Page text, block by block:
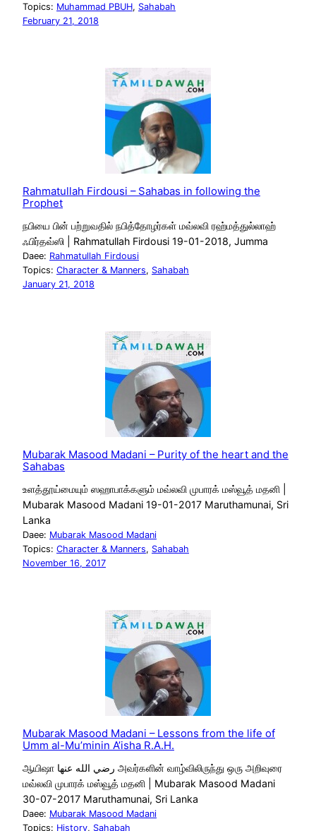
Topics: Muhammad PBUH, Sahabah
February 21, 2018
Rahmatullah Firdousi – Sahabas in following the
Prophet
நபியை பின் பற்றுவதில் நபித்தோழர்கள் மவ்லவி ரஹ்மத்துல்லாஹ்
ஃபிர்தவ்ஸி | Rahmatullah Firdousi 19-01-2018, Jumma
Daee: Rahmatullah Firdousi
Topics: Character & Manners, Sahabah
January 21, 2018
Mubarak Masood Madani – Purity of the heart and the
Sahabas
உளத்தூய்மையும் ஸஹாபாக்களும் மவ்லவி முபாரக் மஸ்வூத் மதனி |
Mubarak Masood Madani 19-01-2017 Maruthamunai, Sri
Lanka
Daee: Mubarak Masood Madani
Topics: Character & Manners, Sahabah
November 16, 2017
Mubarak Masood Madani – Lessons from the life of
Umm al-Mu’minin A’isha R.A.H.
ஆயிஷா رضي الله عنها அவர்களின் வாழ்விலிருந்து ஒரு அறிவுரை
மவ்லவி முபாரக் மஸ்வூத் மதனி | Mubarak Masood Madani
30-07-2017 Maruthamunai, Sri Lanka
Daee: Mubarak Masood Madani
Topics: History, Sahabah